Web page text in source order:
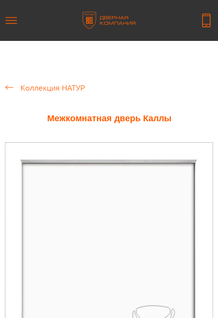
Коллекция НАТУР
Межкомнатная дверь Каллы